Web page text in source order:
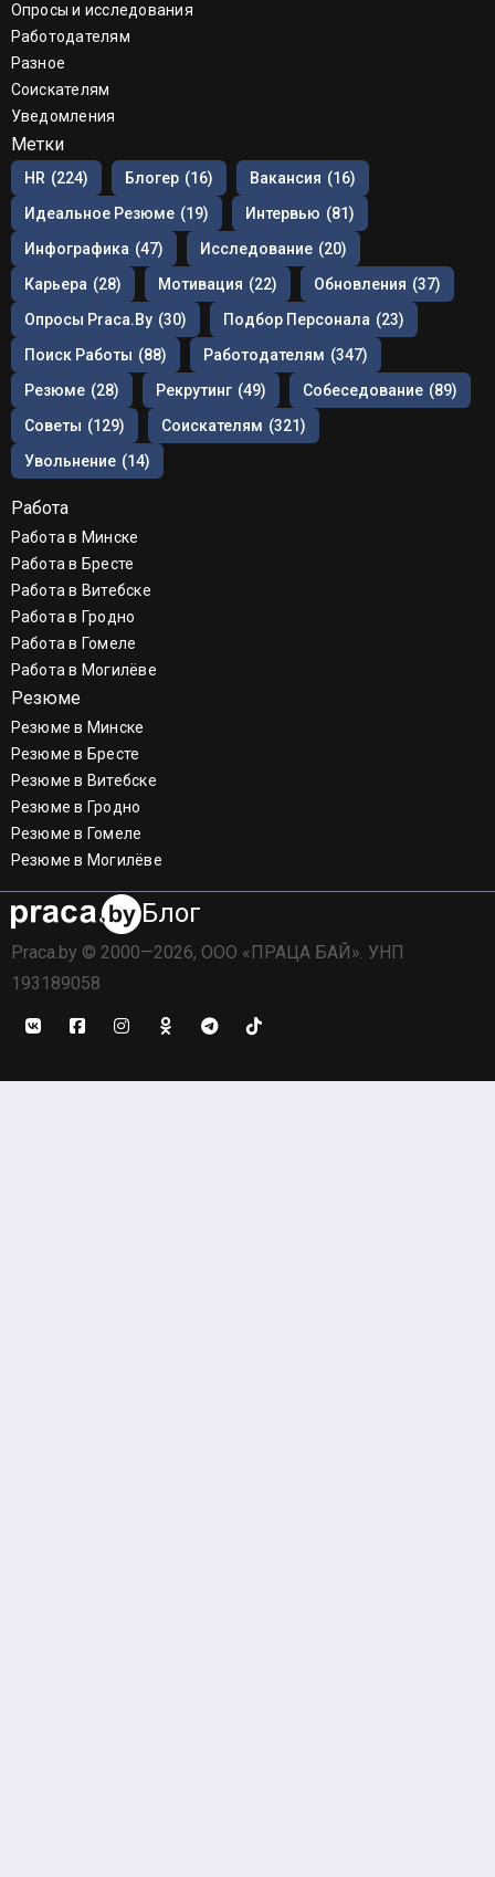
Опросы и исследования
Работодателям
Разное
Соискателям
Уведомления
Метки
HR (224) Блогер (16) Вакансия (16)
Идеальное Резюме (19) Интервью (81)
Инфографика (47) Исследование (20)
Карьера (28) Мотивация (22) Обновления (37)
Опросы Praca.by (30) Подбор Персонала (23)
Поиск Работы (88) Работодателям (347)
Резюме (28) Рекрутинг (49) Собеседование (89)
Советы (129) Соискателям (321)
Увольнение (14)
Работа
Работа в Минске
Работа в Бресте
Работа в Витебске
Работа в Гродно
Работа в Гомеле
Работа в Могилёве
Резюме
Резюме в Минске
Резюме в Бресте
Резюме в Витебске
Резюме в Гродно
Резюме в Гомеле
Резюме в Могилёве
Блог
Praca.by © 2000—2026, ООО «ПРАЦА БАЙ». УНП
193189058